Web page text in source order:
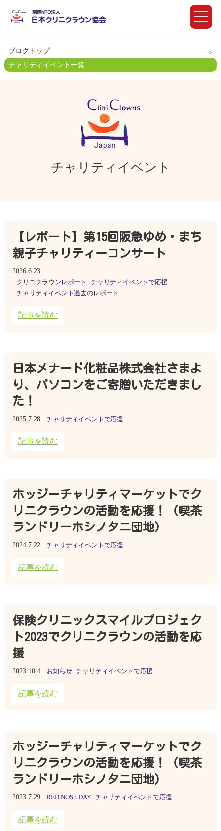
ブログトップ
チャリティイベント一覧
チャリティイベント
【レポート】第15回阪急ゆめ・まち
親子チャリティーコンサート
2026.6.23
クリニクラウンレポート
チャリティイベントで応援
チャリティイベント過去のレポート
記事を読む
日本メナード化粧品株式会社さまよ
り、パソコンをご寄贈いただきまし
た！
2025.7.28 チャリティイベントで応援
記事を読む
ホッジーチャリティマーケットでク
リニクラウンの活動を応援！（喫茶
ランドリーホシノタニ団地）
2024.7.22 チャリティイベントで応援
記事を読む
保険クリニックスマイルプロジェク
ト2023でクリニクラウンの活動を応
援
2023.10.4 お知らせ チャリティイベントで応援
記事を読む
ホッジーチャリティマーケットでク
リニクラウンの活動を応援！（喫茶
ランドリーホシノタニ団地）
2023.7.29 RED NOSE DAY チャリティイベントで応援
記事を読む